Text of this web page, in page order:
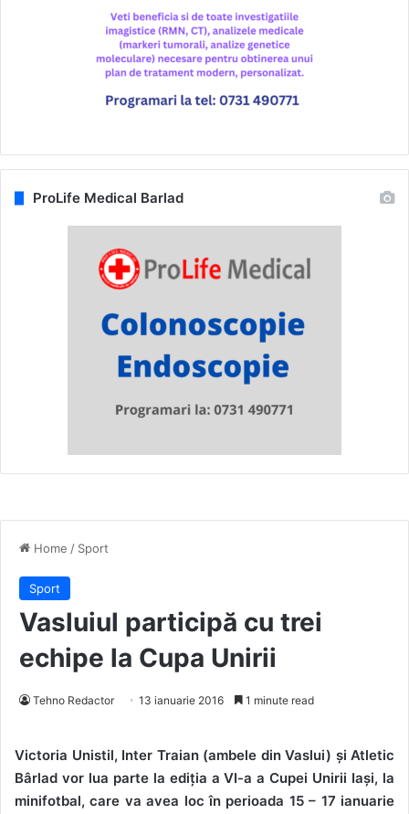
Home / Sport
Sport
Vasluiul participă cu trei
echipe la Cupa Unirii
Tehno Redactor 13 ianuarie 2016 1 minute read
Victoria Unistil, Inter Traian (ambele din Vaslui) și Atletic
Bârlad vor lua parte la ediția a VI-a a Cupei Unirii Iași, la
minifotbal, care va avea loc în perioada 15 – 17 ianuarie
ProLife Medical Barlad